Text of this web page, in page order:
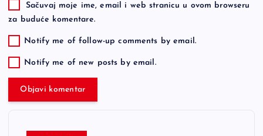
Sačuvaj moje ime, email i web stranicu u ovom browseru
za buduće komentare.
Notify me of follow-up comments by email.
Notify me of new posts by email.